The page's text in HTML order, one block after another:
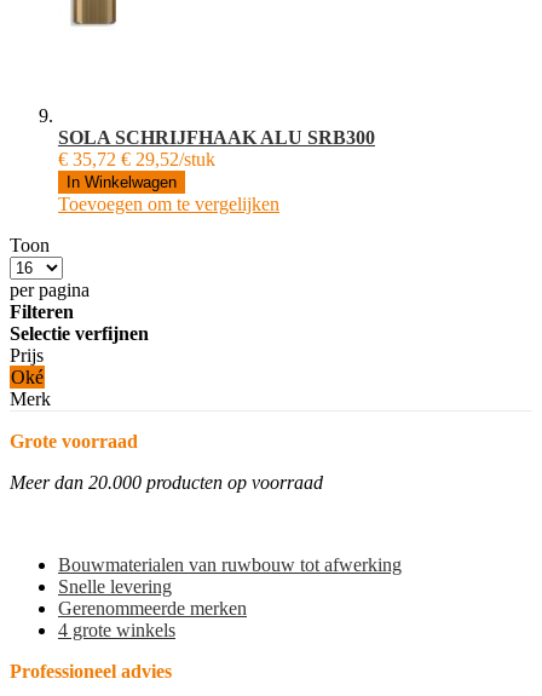
SOLA SCHRIJFHAAK ALU SRB300
€ 35,72 € 29,52/stuk
In Winkelwagen
Toevoegen om te vergelijken
Toon
per pagina
Filteren
Selectie verfijnen
Prijs
Oké
Merk
Grote voorraad
Meer dan 20.000 producten op voorraad
Bouwmaterialen van ruwbouw tot afwerking
Snelle levering
Gerenommeerde merken
4 grote winkels
Professioneel advies